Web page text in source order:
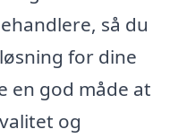
så du
for dine
en god måde at
og